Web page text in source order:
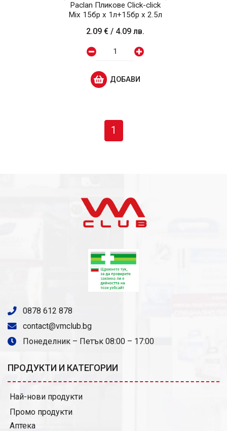
Paclan Пликове Click-click
Mix 15бр x 1л+15бр x 2.5л
2.09 € / 4.09 лв.
ДОБАВИ
1
0878 612 878
contact@vmclub.bg
Понеделник – Петък 08:00 – 17:00
ПРОДУКТИ И КАТЕГОРИИ
Най-нови продукти
Промо продукти
Аптека